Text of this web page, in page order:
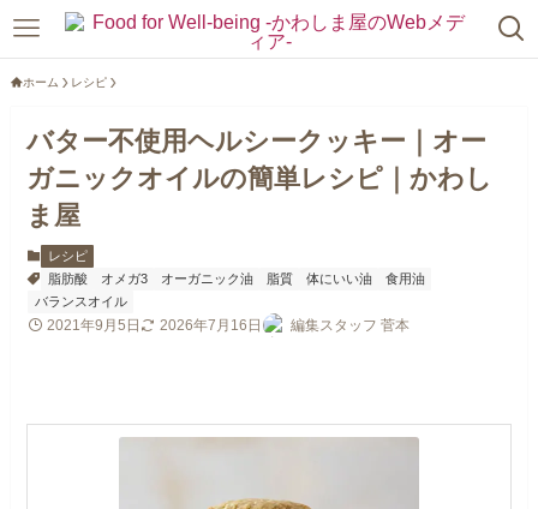
ホーム レシピ
バター不使用ヘルシークッキー｜オー
ガニックオイルの簡単レシピ｜かわし
ま屋
レシピ
脂肪酸
オメガ3 オーガニック油 脂質 体にいい油
食用油
バランスオイル
2021年9月5日 2026年7月16日 編集スタッフ 菅本